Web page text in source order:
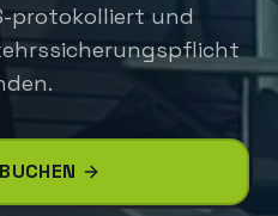
protokolliert und